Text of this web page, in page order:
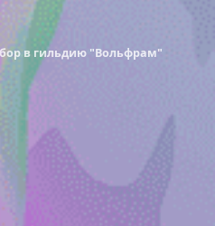
в гильдию "Вольфрам"